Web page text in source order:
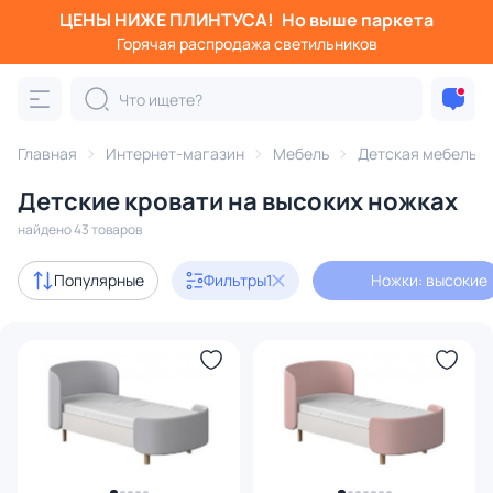
ЦЕНЫ НИЖЕ ПЛИНТУСА! Но выше паркета
Горячая распродажа светильников
Главная Интернет-магазин Мебель Детская мебель
Детские кровати на высоких ножках
найдено 43 товаров
Популярные Фильтры1 Ножки: высокие
Фильтры
Категория:
кровати матрасы кроватки
В наличии 14
Цена
От До